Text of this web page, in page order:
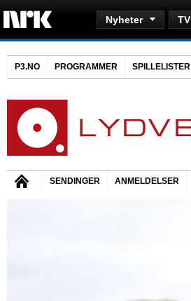
Nyheter TV
P3.NO PROGRAMMER SPILLELISTER
SENDINGER ANMELDELSER